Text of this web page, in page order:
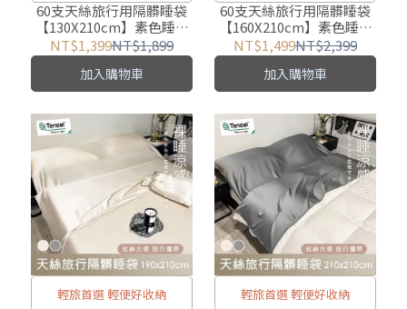
60支天絲旅行用隔髒睡袋
【130X210cm】素色睡袋
涼感親膚
NT$1,399NT$1,899
加入購物車
60支天絲旅行用隔髒睡袋
【160X210cm】素色睡袋
涼感親膚
NT$1,499NT$2,399
加入購物車
輕旅首選 輕便好收納 輕旅首選 輕便好收納